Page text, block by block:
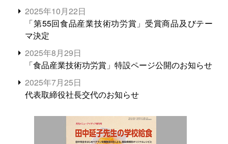
2025年10月22日
「第55回食品産業技術功労賞」受賞商品及びテー
マ決定
2025年8月29日
「食品産業技術功労賞」特設ページ公開のお知らせ
2025年7月25日
代表取締役社長交代のお知らせ